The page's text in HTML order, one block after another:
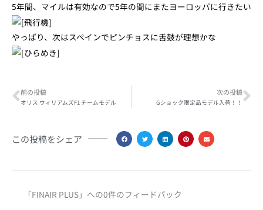
5年間、マイルは有効なので5年の間にまたヨーロッパに行きたい
やっぱり、次はスペインでピンチョスに舌鼓が理想かな
Prev
前の投稿
オリス ウィリアムズF1 チームモデル
次の投稿
Gショック限定品モデル入荷！！
この投稿をシェア
「FINAIR PLUS」への0件のフィードバック